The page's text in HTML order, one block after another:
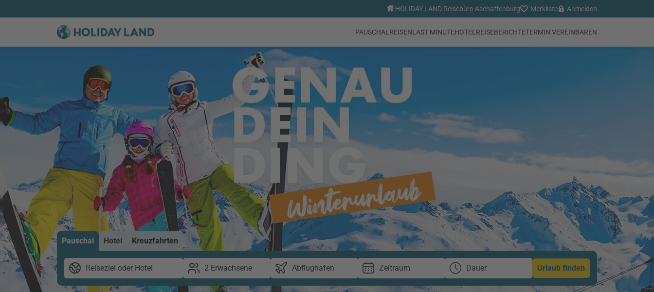
HOLIDAY LAND Reisebüro Aschaffenburg Merkliste Anmelden
PAUSCHALREISENLAST MINUTEHOTEL REISEBERICHTETERMIN VEREINBAREN
Pauschal Hotel Kreuzfahrten
Reiseziel oder Hotel 2 Erwachsene Abflughafen Zeitraum Dauer Urlaub finden